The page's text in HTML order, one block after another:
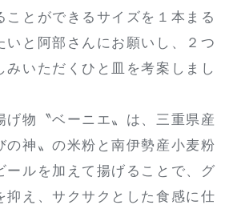
ことができるサイズを１本まる
いと阿部さんにお願いし、２つ
みいただくひと皿を考案しまし
げ物〝ベーニエ〟は、三重県産
の神〟の米粉と南伊勢産小麦粉
ールを加えて揚げることで、グ
抑え、サクサクとした食感に仕